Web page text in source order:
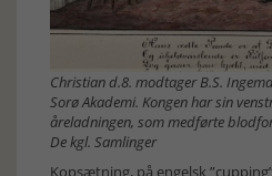
Christian d.8. modtager B.S.
Sorø Akademi. Kongen har sin
åreladningen, som medførte
De kgl. Samlinger
Kopsætning, på engelsk